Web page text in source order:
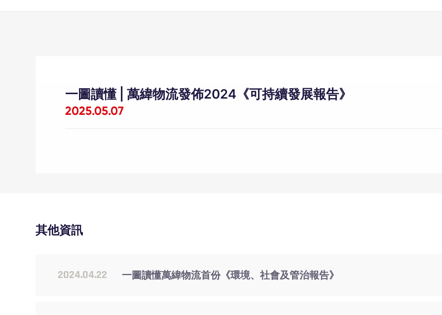
一圖讀懂 | 萬緯物流發佈2024《可持續發展報告》
2025.05.07
其他資訊
2024.04.22 一圖讀懂萬緯物流首份《環境、社會及管治報告》